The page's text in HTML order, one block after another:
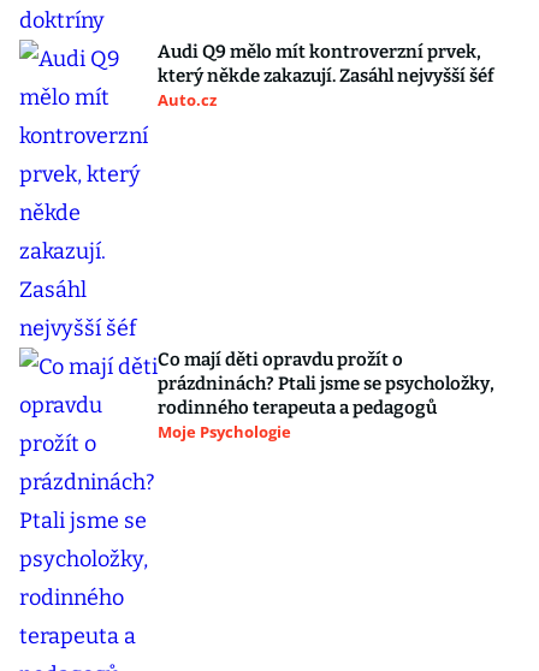
Audi Q9 mělo mít kontroverzní prvek,
který někde zakazují. Zasáhl nejvyšší šéf
Auto.cz
Co mají děti opravdu prožít o
prázdninách? Ptali jsme se psycholožky,
rodinného terapeuta a pedagogů
Moje Psychologie